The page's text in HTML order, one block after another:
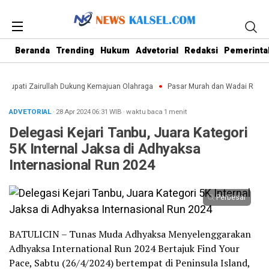
Beranda Trending Hukum Advetorial Redaksi
Zairullah Dukung Kemajuan Olahraga Pasar Murah dan Wadai
ADVETORIAL· 28 Apr 202406:31 WIB ·waktu baca 1 menit
Delegasi Kejari Tanbu, Juara Kategori
5K Internal Jaksa di Adhyaksa
Internasional Run 2024
Perbesar
BATULICIN – Tunas Muda Adhyaksa Menyelenggarakan
Adhyaksa International Run 2024 Bertajuk Find Your
Pace, Sabtu (26/4/2024) bertempat di Peninsula Island,